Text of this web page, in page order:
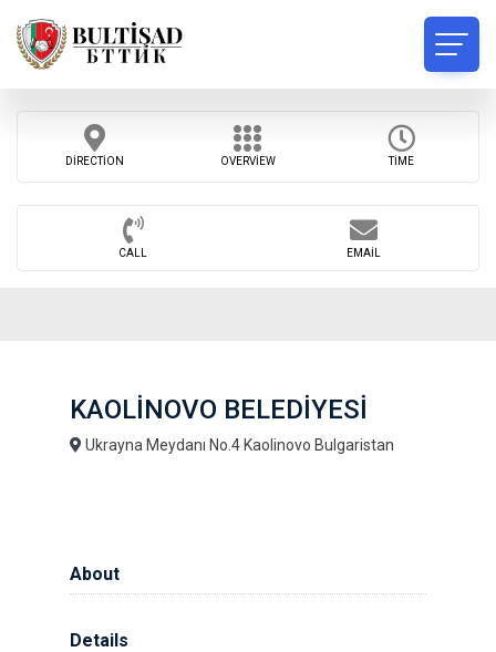
DIRECTION OVERVIEW TIME
CALL EMAIL
KAOLİNOVO BELEDİYESİ
Ukrayna Meydanı No.4 Kaolinovo Bulgaristan
About
Details